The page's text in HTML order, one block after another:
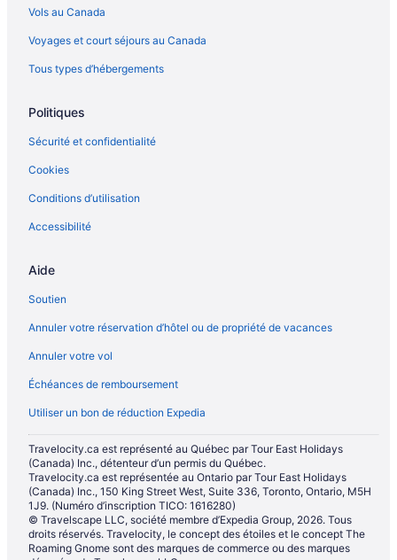
Vols au Canada
Voyages et court séjours au Canada
Tous types d’hébergements
Politiques
Sécurité et confidentialité
Cookies
Conditions d’utilisation
Accessibilité
Aide
Soutien
Annuler votre réservation d’hôtel ou de propriété de vacances
Annuler votre vol
Échéances de remboursement
Utiliser un bon de réduction Expedia
Travelocity.ca est représenté au Québec par Tour East Holidays
(Canada) Inc., détenteur d’un permis du Québec.
Travelocity.ca est représentée au Ontario par Tour East Holidays
(Canada) Inc., 150 King Street West, Suite 336, Toronto, Ontario, M5H
1J9. (Numéro d’inscription TICO: 1616280)
© Travelscape LLC, société membre d’Expedia Group, 2026. Tous
droits réservés. Travelocity, le concept des étoiles et le concept The
Roaming Gnome sont des marques de commerce ou des marques